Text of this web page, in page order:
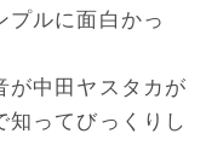
プルに面白かっ
が中田ヤスタカが
知ってびっくりし